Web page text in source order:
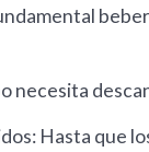
necesita
Hasta que